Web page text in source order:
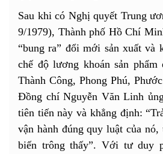
Sau khi có Nghị quyết Trung
9/1979), Thành phố Hồ Chí
“bung ra” đổi mới sản xuất và
chế độ lương khoán sản
Thành Công, Phong Phú,
Đồng chí Nguyễn Văn Linh
tiên tiến này và khẳng định:
vận hành đúng quy luật của
biến trông thấy”. Với tư duy